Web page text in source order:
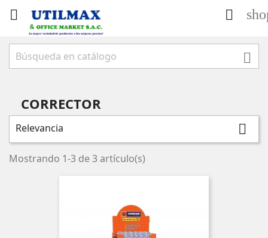
 

CORRECTOR
Relevancia 
Mostrando 1-3 de 3 artículo(s)